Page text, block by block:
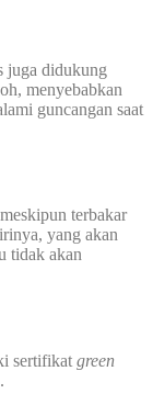
juga didukung
menyebabkan
guncangan saat
terbakar
yang akan
tidak akan
sertifikat green